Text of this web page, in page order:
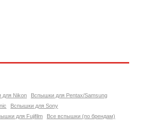
для Nikon
Вспышки для Pentax/Samsung
Вспышки для Sony
для Fujifilm
Все вспышки (по брендам)